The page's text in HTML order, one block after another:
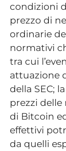
condizioni
prezzo di
ordinarie
normativi
tra cui
attuazione
della SEC;
prezzi delle
di Bitcoin
effettivi
da quelli